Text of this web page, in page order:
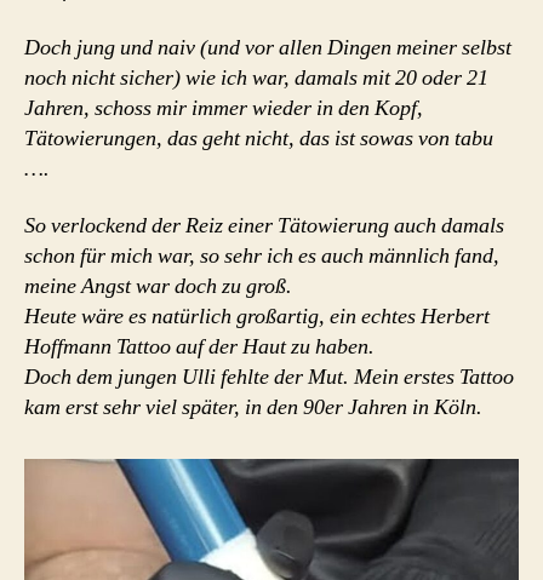
Doch jung und naiv (und vor allen Dingen meiner selbst
noch nicht sicher) wie ich war, damals mit 20 oder 21
Jahren, schoss mir immer wieder in den Kopf,
Tätowierungen, das geht nicht, das ist sowas von tabu
….
So verlockend der Reiz einer Tätowierung auch damals
schon für mich war, so sehr ich es auch männlich fand,
meine Angst war doch zu groß.
Heute wäre es natürlich großartig, ein echtes Herbert
Hoffmann Tattoo auf der Haut zu haben.
Doch dem jungen Ulli fehlte der Mut. Mein erstes Tattoo
kam erst sehr viel später, in den 90er Jahren in Köln.